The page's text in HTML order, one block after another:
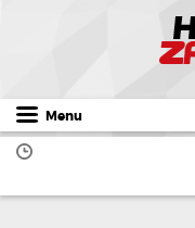
Menu